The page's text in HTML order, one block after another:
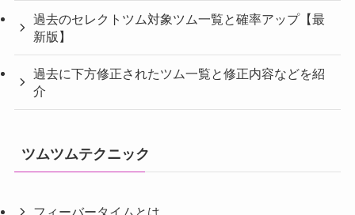
過去のセレクトツム対象ツム一覧と確率アップ【最
新版】
過去に下方修正されたツム一覧と修正内容などを紹
介
ツムツムテクニック
フィーバータイムとは